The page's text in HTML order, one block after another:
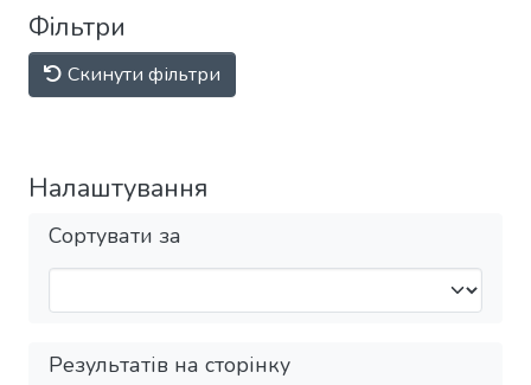
Фільтри
Скинути фільтри
Налаштування
Сортувати за
Результатів на сторінку